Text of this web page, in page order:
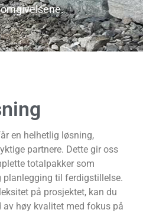
en helhetlig løsning,
partnere. Dette gir oss
totalpakker som
planlegging til ferdigstillelse.
på prosjektet, kan du
av høy kvalitet med fokus på